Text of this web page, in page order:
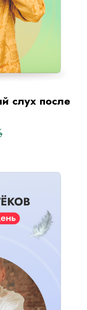
слух после